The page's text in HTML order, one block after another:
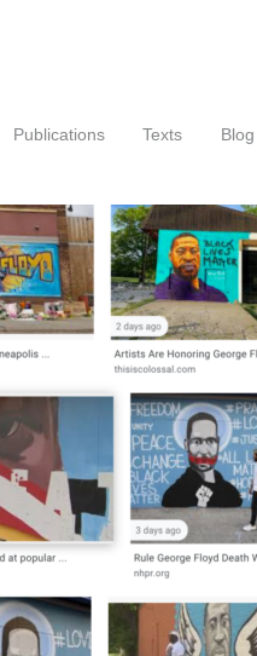
Publications Texts Blog